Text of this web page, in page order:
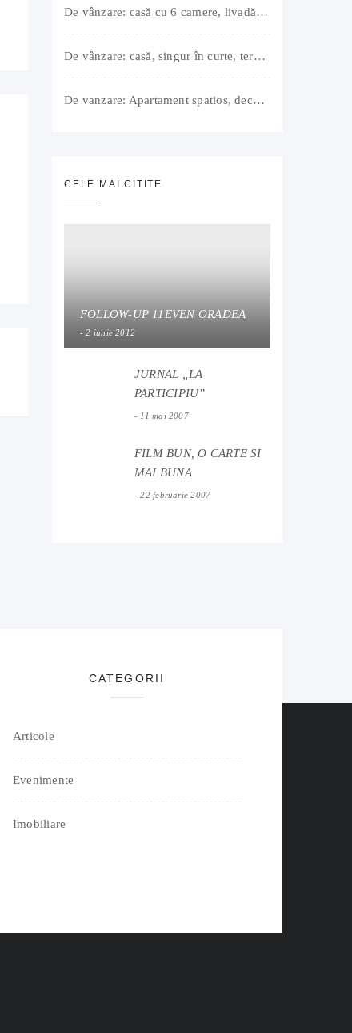
De vânzare: casă cu 6 camere, livadă, 3 199 mp, Girișul Negru, Bihor, 42 000 Euro. Comision 0.
De vânzare: casă, singur în curte, teren 500 mp, Muntele Găina, Oradea. 157.000 € (negociabil). Comision 0.
De vanzare: Apartament spatios, decomandat, bine compartimentat, 3 camere, 2 bai, bucatarie, suprafață utilă de 64 mp + 3 balcoane (11 mp), strada Barierei, zona Dragos Voda Oradea. 89 500 E (neg). Comision 0
CELE MAI CITITE
FOLLOW-UP 11EVEN ORADEA
2 iunie 2012
JURNAL „LA
PARTICIPIU”
11 mai 2007
FILM BUN, O CARTE SI
MAI BUNA
22 februarie 2007
CATEGORII
Articole
Evenimente
Imobiliare